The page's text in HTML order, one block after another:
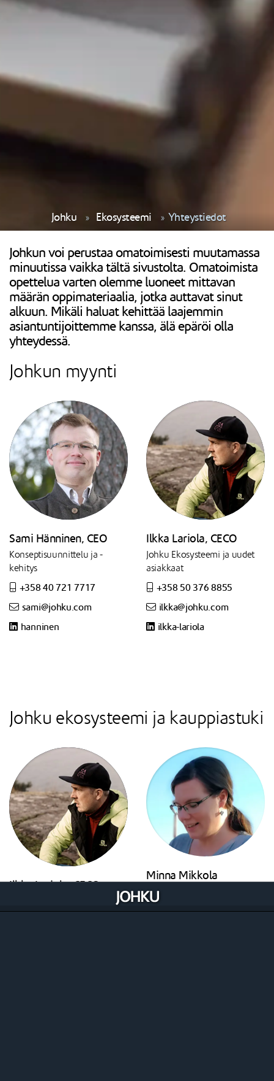
Johku Ekosysteemi Yhteystiedot
Johkun voi perustaa omatoimisesti muutamassa
minuutissa vaikka tältä sivustolta. Omatoimista
opettelua varten olemme luoneet mittavan
määrän oppimateriaalia, jotka auttavat sinut
alkuun. Mikäli haluat kehittää laajemmin
asiantuntijoittemme kanssa, älä epäröi olla
yhteydessä.
Johkun myynti
Sami Hänninen, CEO
Konseptisuunnittelu ja -
kehitys
+358 40 721 7717
sami@johku.com
hanninen
Ilkka Lariola, CECO
Johku Ekosysteemi ja uudet
asiakkaat
+358 50 376 8855
ilkka@johku.com
ilkka-lariola
Johku ekosysteemi ja kauppiastuki
Ilkka Lariola, CECO
Johku Ekosysteemi ja uudet
asiakkaat
Minna Mikkola
Viestintä, kauppiastuki
tuki@johku.com